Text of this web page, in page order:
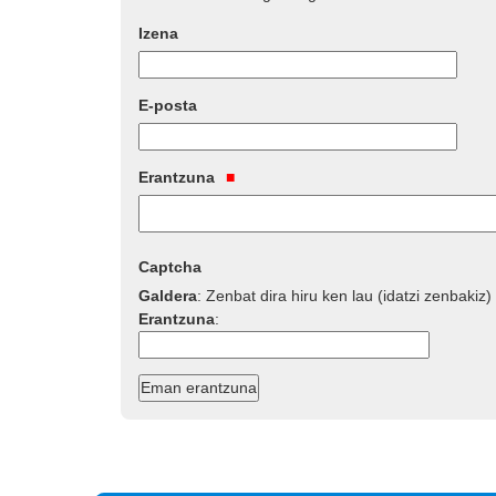
Izena
E-posta
Erantzuna
Captcha
Galdera:Zenbat dira hiru ken lau (idatzi zenbakiz)
Erantzuna: